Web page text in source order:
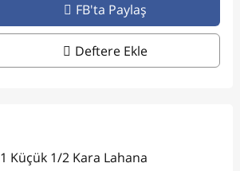
FB'ta Paylaş
Deftere Ekle
1 Küçük 1/2 Kara Lahana